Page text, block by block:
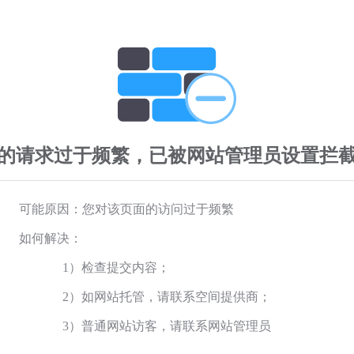
请求过于频繁，已被网站管理员设置拦
可能原因：您对该页面的访问过于频繁
如何解决：
1）检查提交内容；
2）如网站托管，请联系空间提供商；
3）普通网站访客，请联系网站管理员